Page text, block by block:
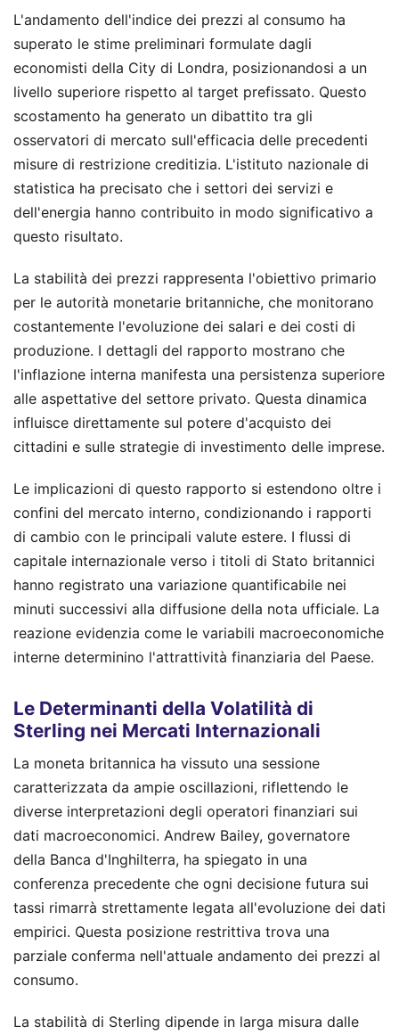
L'andamento dell'indice dei prezzi al consumo ha
superato le stime preliminari formulate dagli
economisti della City di Londra, posizionandosi a un
livello superiore rispetto al target prefissato. Questo
scostamento ha generato un dibattito tra gli
osservatori di mercato sull'efficacia delle precedenti
misure di restrizione creditizia. L'istituto nazionale di
statistica ha precisato che i settori dei servizi e
dell'energia hanno contribuito in modo significativo a
questo risultato.
La stabilità dei prezzi rappresenta l'obiettivo primario
per le autorità monetarie britanniche, che monitorano
costantemente l'evoluzione dei salari e dei costi di
produzione. I dettagli del rapporto mostrano che
l'inflazione interna manifesta una persistenza superiore
alle aspettative del settore privato. Questa dinamica
influisce direttamente sul potere d'acquisto dei
cittadini e sulle strategie di investimento delle imprese.
Le implicazioni di questo rapporto si estendono oltre i
confini del mercato interno, condizionando i rapporti
di cambio con le principali valute estere. I flussi di
capitale internazionale verso i titoli di Stato britannici
hanno registrato una variazione quantificabile nei
minuti successivi alla diffusione della nota ufficiale. La
reazione evidenzia come le variabili macroeconomiche
interne determinino l'attrattività finanziaria del Paese.
Le Determinanti della Volatilità di
Sterling nei Mercati Internazionali
La moneta britannica ha vissuto una sessione
caratterizzata da ampie oscillazioni, riflettendo le
diverse interpretazioni degli operatori finanziari sui
dati macroeconomici. Andrew Bailey, governatore
della Banca d'Inghilterra, ha spiegato in una
conferenza precedente che ogni decisione futura sui
tassi rimarrà strettamente legata all'evoluzione dei dati
empirici. Questa posizione restrittiva trova una
parziale conferma nell'attuale andamento dei prezzi al
consumo.
La stabilità di Sterling dipende in larga misura dalle